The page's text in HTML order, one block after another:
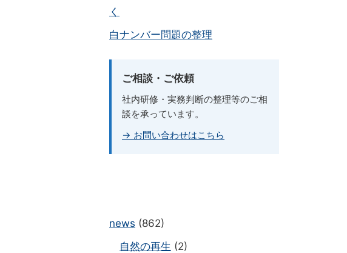
く
白ナンバー問題の整理
ご相談・ご依頼
社内研修・実務判断の整理等のご相
談を承っています。
→ お問い合わせはこちら
news (862)
自然の再生 (2)